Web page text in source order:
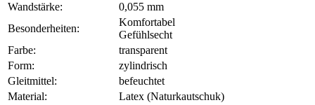
Wandstärke:
0,055 mm
Besonderheiten:
Komfortabel
Gefühlsecht
Farbe:
transparent
Form:
zylindrisch
Gleitmittel:
befeuchtet
Material:
Latex (Naturkautschuk)